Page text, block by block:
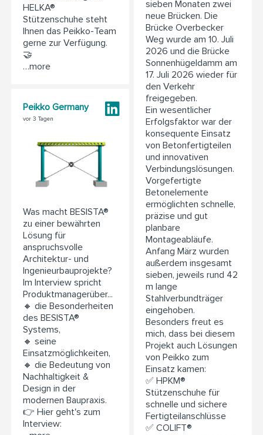
HELKA®
Stützenschuhe steht
Ihnen das Peikko-Team
gerne zur Verfügung.
🤝
…more
Peikko Germany
vor 3 Tagen
Was macht BESISTA®
zu einer bewährten
Lösung für
anspruchsvolle
Architektur- und
Ingenieurbauprojekte?
Im Interview spricht
Produktmanagerüber...
🔸 die Besonderheiten
des BESISTA®
Systems,
🔸 seine
Einsatzmöglichkeiten,
🔸 die Bedeutung von
Nachhaltigkeit &
Design in der
modernen Baupraxis.
👉 Hier geht's zum
Interview:
sieben Monaten zwei
neue Brücken. Die
Brücke Overbecker
Weg wurde am 10. Juli
2026 und die Brücke
Sonnenhügeldamm am
17. Juli 2026 wieder für
den Verkehr
freigegeben.
Ein wesentlicher
Erfolgsfaktor war der
konsequente Einsatz
von Betonfertigteilen
und innovativen
Verbindungslösungen.
Vorgefertigte
Betonelemente
ermöglichten schnelle,
präzise und gut
planbare
Montageabläufe.
Anfang März wurden
außerdem insgesamt
sieben, jeweils rund 42
m lange
Stahlverbundträger
eingehoben.
Besonders freut es
mich, dass bei diesem
Projekt auch Lösungen
von Peikko zum
Einsatz kamen:
✅ HPKM®
Stützenschuhe für
schnelle und sichere
Fertigteilanschlüsse
✅ COLIFT®